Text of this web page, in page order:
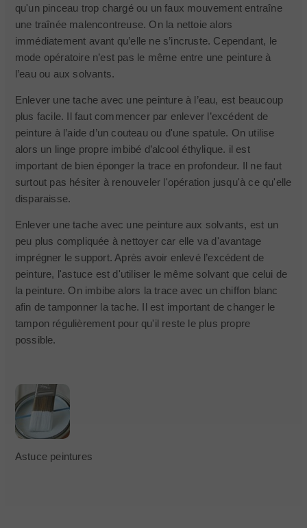
qu'un pinceau trop chargé ou un faux mouvement entraîne
une traînée malencontreuse. On la nettoie alors
immédiatement avant qu’elle ne s’incruste. Cependant, le
mode opératoire n’est pas le même entre une peinture à
l’eau ou aux solvants.
Enlever une tache avec une peinture à l’eau, est beaucoup
plus facile. Il faut commencer par enlever l’excédent de
peinture à l’aide d’un couteau ou d'une spatule. On utilise
alors un linge propre imbibé d’alcool éthylique. il est
important de bien éponger la trace en profondeur. Il ne faut
surtout pas hésiter à renouveler l'opération jusqu'à ce qu'elle
disparaisse.
Enlever une tache avec une peinture aux solvants, est un
peu plus compliquée à nettoyer car elle va d'avantage
imprégner le support. Après avoir enlevé l’excédent de
peinture, l'astuce est d'utiliser le même solvant que celui de
la peinture. On imbibe alors la trace avec un chiffon blanc
afin de tamponner la tache. Il est important de changer le
tampon régulièrement pour qu'il reste le plus propre
possible.
Astuce peintures